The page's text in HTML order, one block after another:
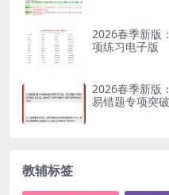
2026春季新版
项练习电子版
2026春季新版
易错题专项突破
教辅标签